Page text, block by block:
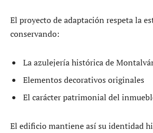
El proyecto de adaptación respeta la
conservando:
La azulejería histórica de
Elementos decorativos originales
El carácter patrimonial del
El edificio mantiene así su identidad